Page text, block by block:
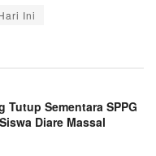
Ini
Tutup Sementara SPPG
Diare Massal